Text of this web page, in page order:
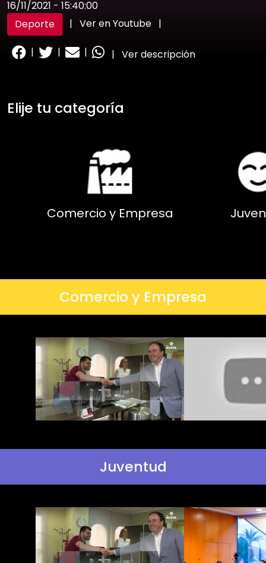
16/11/2021 - 15:40:00
Deporte
| Ver en Youtube |
| | | | Ver descripción
Elije tu categoría
Comercio y Empresa
Comercio y Empresa
Juventud